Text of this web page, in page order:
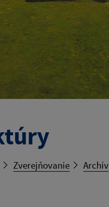
Zverejňovanie Archív